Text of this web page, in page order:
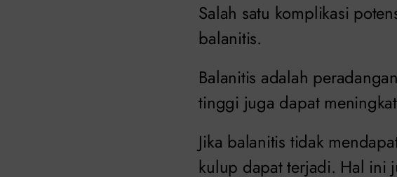
Salah satu komplikasi
balanitis.
Balanitis adalah
tinggi juga dapat
Jika balanitis tidak
kulup dapat terjadi. Hal ini